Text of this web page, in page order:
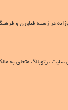
در زمینه فناوری و